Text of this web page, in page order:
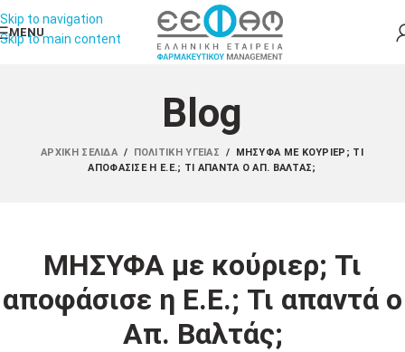
Skip to navigation
Skip to main content
MENU
Blog
ΑΡΧΙΚΉ ΣΕΛΊΔΑ / ΠΟΛΙΤΙΚΉ ΥΓΕΊΑΣ /
ΜΗΣΥΦΑ ΜΕ ΚΟΎΡΙΕΡ; ΤΙ
ΑΠΟΦΆΣΙΣΕ Η Ε.Ε.; ΤΙ ΑΠΑΝΤΆ Ο ΑΠ. ΒΑΛΤΆΣ;
ΜΗΣΥΦΑ με κούριερ; Τι
αποφάσισε η Ε.Ε.; Τι απαντά ο
Απ. Βαλτάς;